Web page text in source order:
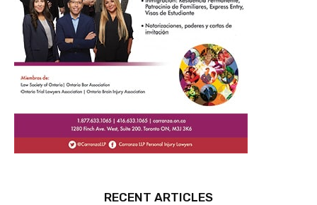
RECENT ARTICLES